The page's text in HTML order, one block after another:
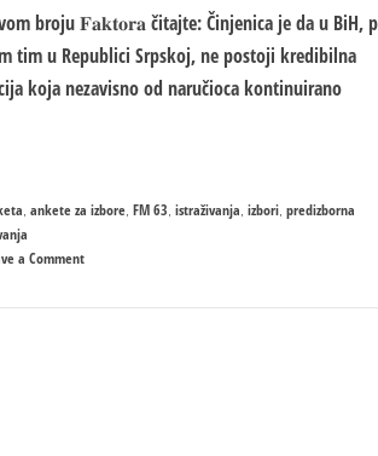
broju 𝐅𝐚𝐤𝐭𝐨𝐫𝐚 čitajte: Činjenica je da u BiH,
tim u Republici Srpskoj, ne postoji kredibilna
koja nezavisno od naručioca kontinuirano
, ankete za izbore, FM 63, istraživanja, izbori, predizborna
a Commenton
ISTRAŽIVANJA: